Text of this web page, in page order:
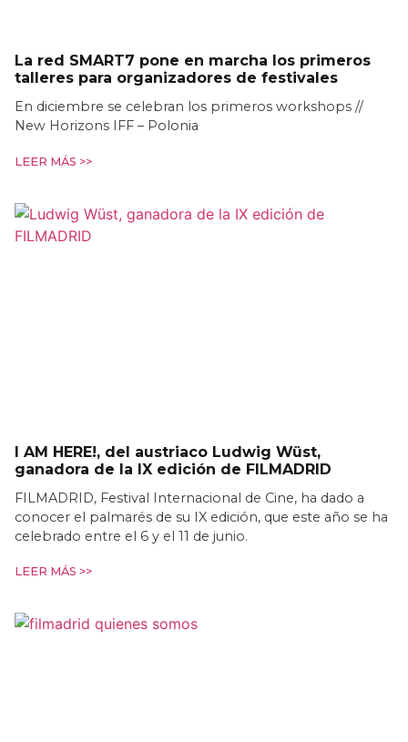
La red SMART7 pone en marcha los primeros
talleres para organizadores de festivales
En diciembre se celebran los primeros workshops //
New Horizons IFF – Polonia
LEER MÁS >>
I AM HERE!, del austriaco Ludwig Wüst,
ganadora de la IX edición de FILMADRID
FILMADRID, Festival Internacional de Cine, ha dado a
conocer el palmarés de su IX edición, que este año se ha
celebrado entre el 6 y el 11 de junio.
LEER MÁS >>